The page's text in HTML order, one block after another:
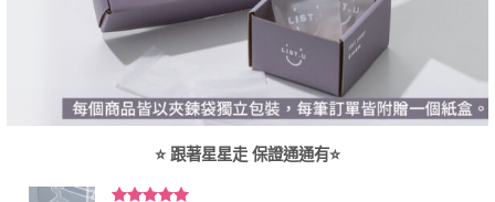
⭐ 跟著星星走 保證通通有⭐